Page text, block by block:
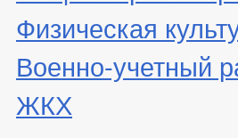
Физическая
Военно-учетный
ЖКХ